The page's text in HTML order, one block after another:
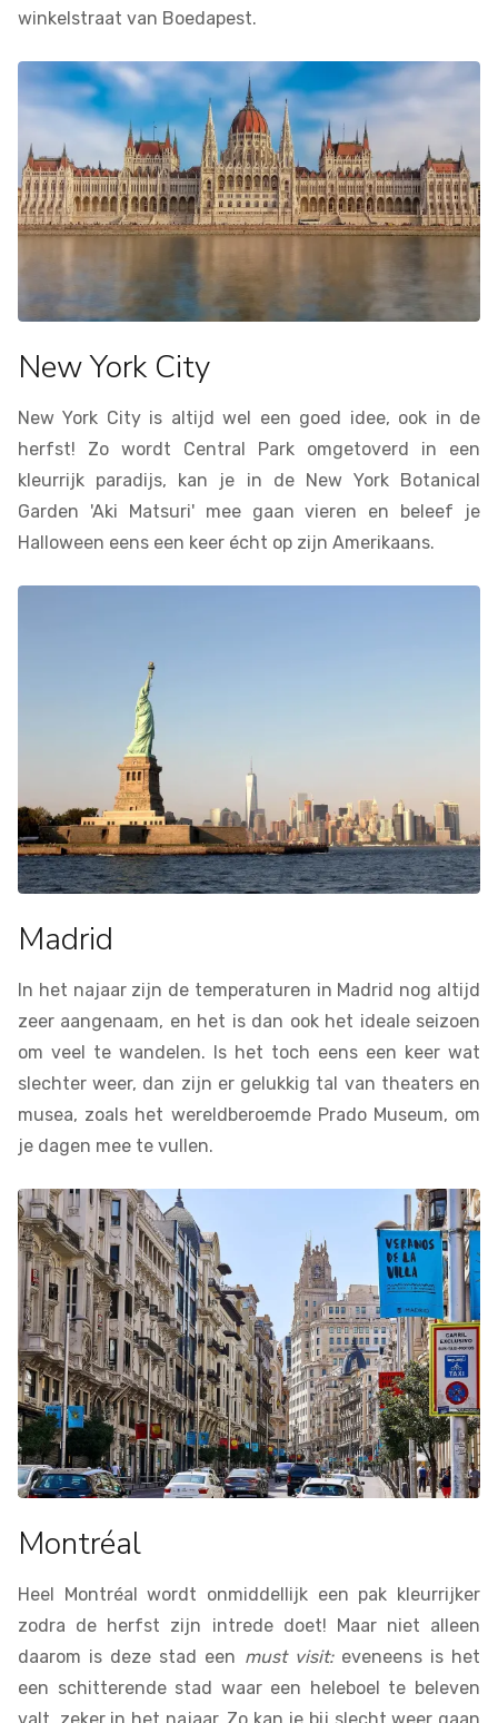
winkelstraat van Boedapest.
New York City
New York City is altijd wel een goed idee, ook in de
herfst! Zo wordt Central Park omgetoverd in een
kleurrijk paradijs, kan je in de New York Botanical
Garden 'Aki Matsuri' mee gaan vieren en beleef je
Halloween eens een keer écht op zijn Amerikaans.
Madrid
In het najaar zijn de temperaturen in Madrid nog altijd
zeer aangenaam, en het is dan ook het ideale seizoen
om veel te wandelen. Is het toch eens een keer wat
slechter weer, dan zijn er gelukkig tal van theaters en
musea, zoals het wereldberoemde Prado Museum, om
je dagen mee te vullen.
Montréal
Heel Montréal wordt onmiddellijk een pak kleurrijker
zodra de herfst zijn intrede doet! Maar niet alleen
daarom is deze stad een must visit:eveneens is het
een schitterende stad waar een heleboel te beleven